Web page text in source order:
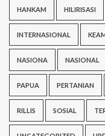
HANKAM HILIRISASI
INTERNASIONAL
NASIONA NASIONAL
PAPUA PERTANIAN
RILLIS SOSIAL